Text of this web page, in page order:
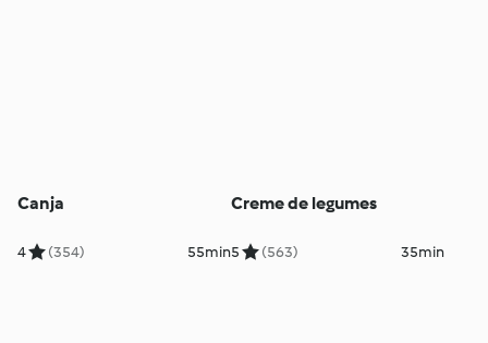
Canja
4 (354) 55min
Creme de legumes
5 (563) 35min